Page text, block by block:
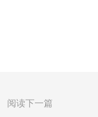
阅读下一篇